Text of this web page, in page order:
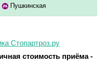
Пушкинская
Стопартроз.ру
стоимость приёма -